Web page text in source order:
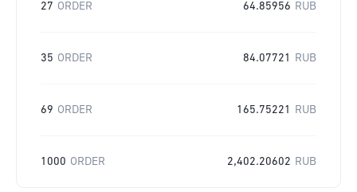
27 ORDER 64.85956 RUB
35 ORDER 84.07721 RUB
69 ORDER 165.75221 RUB
1000 ORDER 2,402.20602 RUB